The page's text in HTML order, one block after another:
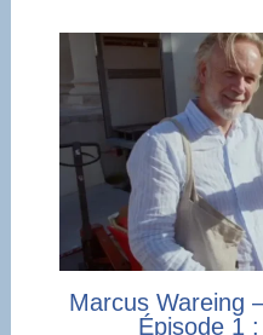
Marcus Wareing
Épisode 1